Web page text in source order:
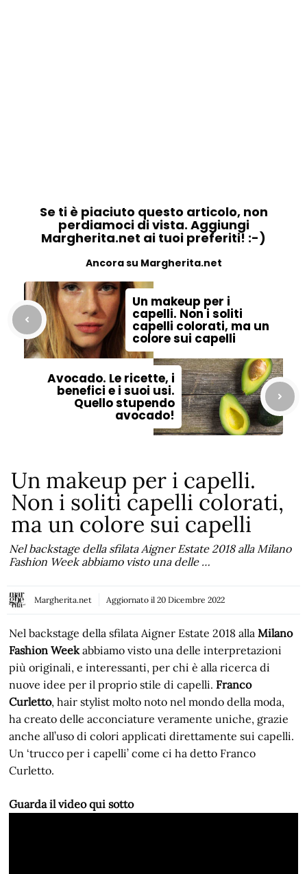
Se ti è piaciuto questo articolo, non
perdiamoci di vista. Aggiungi
Margherita.net ai tuoi preferiti! :-)
Ancora su Margherita.net
Un makeup per i
capelli. Non i soliti
capelli colorati, ma un
colore sui capelli
Avocado. Le ricette, i
benefici e i suoi usi.
Quello stupendo
avocado!
Un makeup per i capelli.
Non i soliti capelli colorati,
ma un colore sui capelli
Nel backstage della sfilata Aigner Estate 2018 alla Milano
Fashion Week abbiamo visto una delle …
Margherita.net Aggiornato il 20 Dicembre 2022
Nel backstage della sfilata Aigner Estate 2018 alla Milano
Fashion Week abbiamo visto una delle interpretazioni
più originali, e interessanti, per chi è alla ricerca di
nuove idee per il proprio stile di capelli.Franco
Curletto, hair stylist molto noto nel mondo della moda,
ha creato delle acconciature veramente uniche, grazie
anche all’uso di colori applicati direttamente sui capelli.
Un ‘trucco per i capelli’ come ci ha detto Franco
Curletto.
Guarda il video qui sotto